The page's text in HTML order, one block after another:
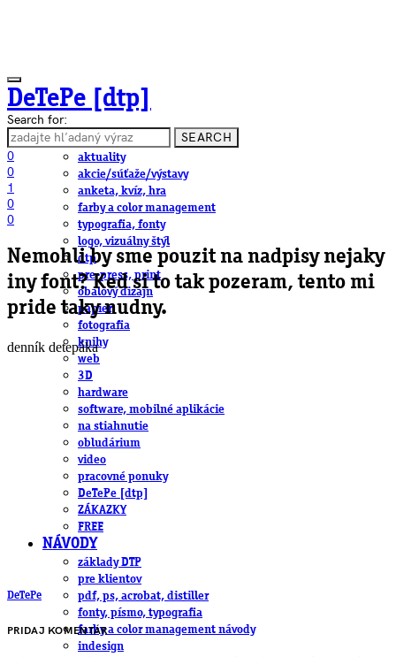
DeTePe [dtp]
ČLÁNKY
aktuality
akcie/súťaže/výstavy
anketa, kvíz, hra
farby a color management
typografia, fonty
logo, vizuálny štýl
dtp
pre-press, print
obalový dizajn
papier
fotografia
knihy
web
3D
hardware
software, mobilné aplikácie
na stiahnutie
obludárium
video
pracovné ponuky
DeTePe [dtp]
ZÁKAZKY
FREE
NÁVODY
základy DTP
pre klientov
pdf, ps, acrobat, distiller
fonty, písmo, typografia
farby a color management návody
indesign
Search for:
SEARCH
0
0
1
0
0
Nemohli by sme pouzit na nadpisy nejaky
iny font? Ked si to tak pozeram, tento mi
pride taky nudny.
denník detepáka
DeTePe
PRIDAJ KOMENTÁR